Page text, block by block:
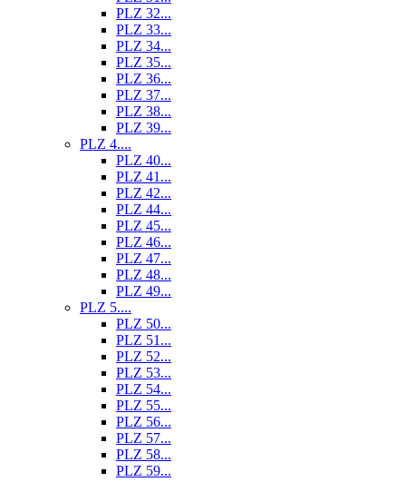
PLZ 32...
PLZ 33...
PLZ 34...
PLZ 35...
PLZ 36...
PLZ 37...
PLZ 38...
PLZ 39...
PLZ 4....
PLZ 40...
PLZ 41...
PLZ 42...
PLZ 44...
PLZ 45...
PLZ 46...
PLZ 47...
PLZ 48...
PLZ 49...
PLZ 5....
PLZ 50...
PLZ 51...
PLZ 52...
PLZ 53...
PLZ 54...
PLZ 55...
PLZ 56...
PLZ 57...
PLZ 58...
PLZ 59...